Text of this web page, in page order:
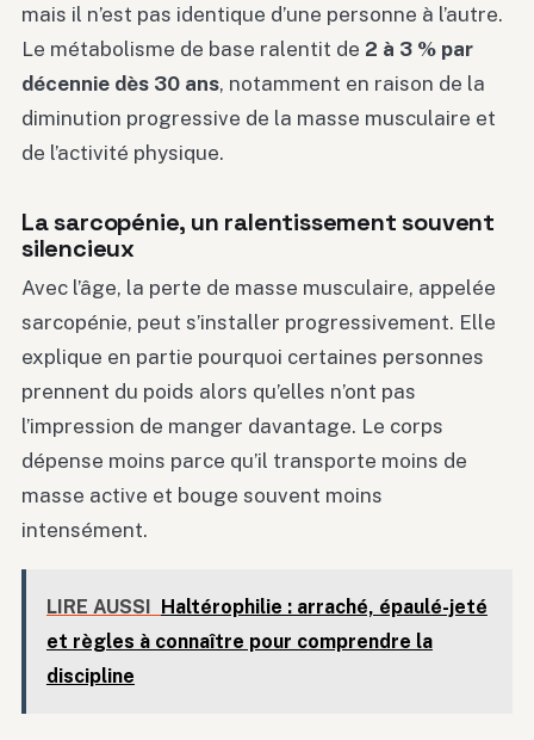
mais il n’est pas identique d’une personne à l’autre.
Le métabolisme de base ralentit de 2 à 3 % par
décennie dès 30 ans, notamment en raison de la
diminution progressive de la masse musculaire et
de l’activité physique.
La sarcopénie, un ralentissement souvent
silencieux
Avec l’âge, la perte de masse musculaire, appelée
sarcopénie, peut s’installer progressivement. Elle
explique en partie pourquoi certaines personnes
prennent du poids alors qu’elles n’ont pas
l’impression de manger davantage. Le corps
dépense moins parce qu’il transporte moins de
masse active et bouge souvent moins
intensément.
LIRE AUSSI
Haltérophilie : arraché, épaulé-jeté
et règles à connaître pour comprendre la
discipline